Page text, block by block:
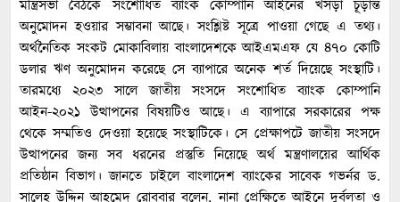
মন্ত্রিসভা বৈঠকে সংশোধিত ব্যাংক কোম্পানি আইনের খসড়া চূড়ান্ত
অনুমোদন হওয়ার সম্ভাবনা আছে। সংশ্লিষ্ট সূত্রে পাওয়া গেছে এ তথ্য।
অর্থনৈতিক সংকট মোকাবিলায় বাংলাদেশকে আইএমএফ যে ৪৭০ কোটি
ডলার ঋণ অনুমোদন করেছে সে ব্যাপারে অনেক শর্ত দিয়েছে সংস্থাটি।
তারমধ্যে ২০২৩ সালে জাতীয় সংসদে সংশোধিত ব্যাংক কোম্পানি
আইন-২০২১ উত্থাপনের বিষয়টিও আছে। এ ব্যাপারে সরকারের পক্ষ
থেকে সম্মতিও দেওয়া হয়েছে সংস্থাটিকে। সে প্রেক্ষাপটে জাতীয় সংসদে
উত্থাপনের জন্য সব ধরনের প্রস্তুতি নিয়েছে অর্থ মন্ত্রণালয়ের আর্থিক
প্রতিষ্ঠান বিভাগ। জানতে চাইলে বাংলাদেশ ব্যাংকের সাবেক গভর্নর ড.